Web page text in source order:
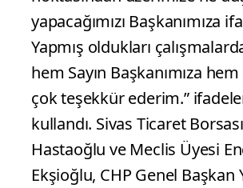
yapacağımızı Başkanımıza
Yapmış oldukları
hem Sayın Başkanımıza
çok teşekkür ederim.”
kullandı. Sivas Ticaret
Hastaoğlu ve Meclis Üyesi
Ekşioğlu, CHP Genel Başkan